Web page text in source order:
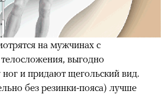
на мужчинах с
выгодно
и придают щегольский вид.
без резинки-пояса) лучше